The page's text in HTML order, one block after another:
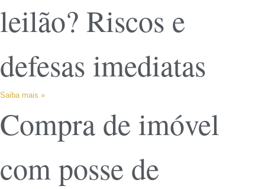
leilão? Riscos e
defesas imediatas
Saiba mais »
Compra de imóvel
com posse de